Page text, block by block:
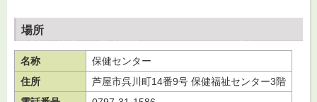
場所
名称
保健センター
住所
芦屋市呉川町14番9号 保健福祉センター3階